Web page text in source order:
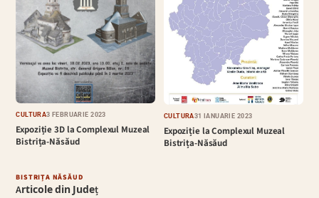
CULTURĂ3 FEBRUARIE 2023
Expoziție 3D la Complexul Muzeal
Bistrița-Năsăud
CULTURĂ31 IANUARIE 2023
Expoziție la Complexul Muzeal
Bistrița-Năsăud
BISTRIȚA NĂSĂUD
Articole din Județ